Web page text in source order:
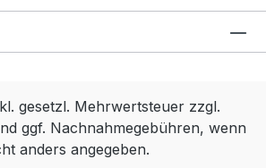
gesetzl. Mehrwertsteuer zzgl.
ggf. Nachnahmegebühren, wenn
anders angegeben.